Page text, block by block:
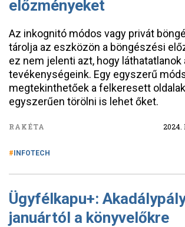
előzményeket
Az inkognitó módos vagy privát
tárolja az eszközön a böngészési
ez nem jelenti azt, hogy láthatatlanok
tevékenységeink. Egy egyszerű
megtekinthetőek a felkeresett
egyszerűen törölni is lehet őket.
RAKÉTA 2024.
INFOTECH
Ügyfélkapu+:
januártól a könyvelőkre